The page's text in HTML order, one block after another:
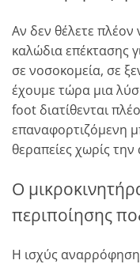
Αν δεν θέλετε πλέον
καλώδια επέκτασης
σε νοσοκομεία, σε
έχουμε τώρα μια
foot διατίθενται
επαναφορτιζόμενη
θεραπείες χωρίς
Ο
περιποίησης
Η ισχύς